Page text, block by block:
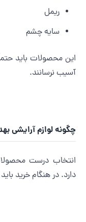
ریمل
سایه چشم
محصولات باید حتماً
نرسانند.
لوازم آرایشی
درست محصولات
در هنگام خرید باید به